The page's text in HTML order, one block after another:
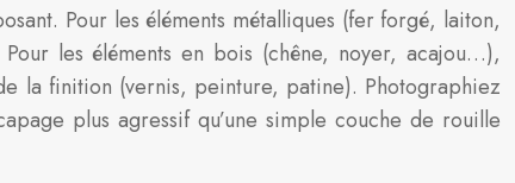
Pour les éléments métalliques (fer forgé, laiton,
les éléments en bois (chêne, noyer, acajou…),
la finition (vernis, peinture, patine). Photographiez
plus agressif qu’une simple couche de rouille